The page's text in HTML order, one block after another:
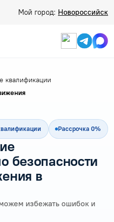
Мой город: Новороссийск
квалификации
Рассрочка 0%
безопасности
в
избежать ошибок и